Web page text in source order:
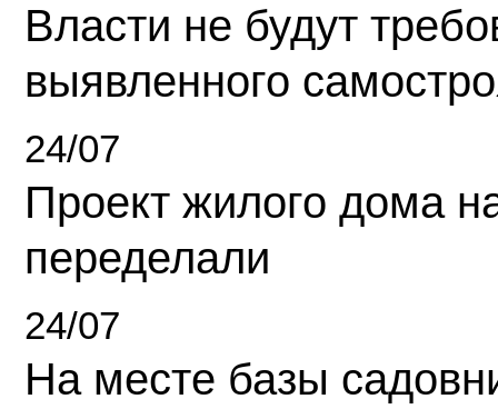
Власти не будут
выявленного
24/07
Проект жилого дома
переделали
24/07
На месте базы